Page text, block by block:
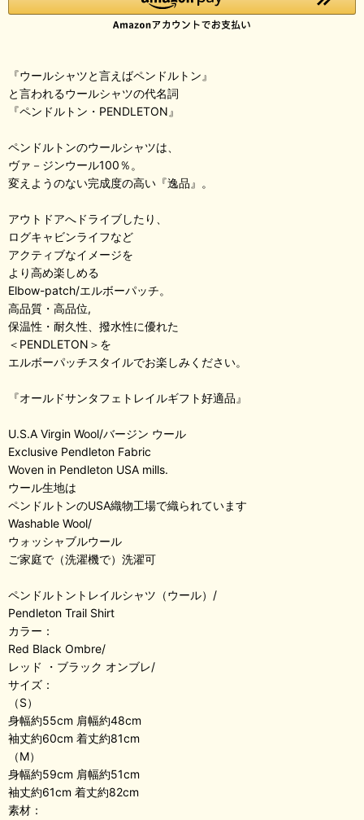
『ウールシャツと言えばペンドルトン』
と言われるウールシャツの代名詞
『ペンドルトン・PENDLETON』
ペンドルトンのウールシャツは、
ヴァ－ジンウール100％。
変えようのない完成度の高い『逸品』。
アウトドアへドライブしたり、
ログキャビンライフなど
アクティブなイメージを
より高め楽しめる
Elbow-patch/エルボーパッチ。
高品質・高品位,
保温性・耐久性、撥水性に優れた
＜PENDLETON＞を
エルボーパッチスタイルでお楽しみください。
『オールドサンタフェトレイルギフト好適品』
U.S.A Virgin Wool/バージン ウール
Exclusive Pendleton Fabric
Woven in Pendleton USA mills.
ウール生地は
ペンドルトンのUSA織物工場で織られています
Washable Wool/
ウォッシャブルウール
ご家庭で（洗濯機で）洗濯可
ペンドルトントレイルシャツ（ウール）/
Pendleton Trail Shirt
カラー：
Red Black Ombre/
レッド ・ブラック オンブレ/
サイズ：
（S）
身幅約55cm 肩幅約48cm
袖丈約60cm 着丈約81cm
（M）
身幅約59cm 肩幅約51cm
袖丈約61cm 着丈約82cm
素材：